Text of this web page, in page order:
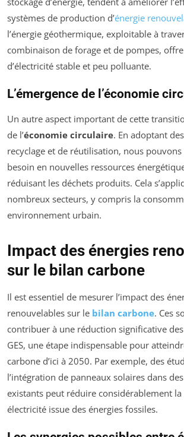
systèmes de production d’énergie
l’énergie géothermique, exploitable à
combinaison de forage et de pompes,
d’électricité stable et peu polluante.
L’émergence de l’économie
Un autre aspect important de cette
de l’économie circulaire. En adoptant
recyclage et de réutilisation, nous
besoin en nouvelles ressources
réduisant les déchets produits. Cela
nombreux secteurs, y compris la
environnement urbain.
Impact des énergies
sur le bilan carbone
Il est essentiel de mesurer l’impact des
renouvelables sur le bilan carbone. Ces
contribuer à une réduction significative
GES, une étape indispensable pour
carbone d’ici à 2050. Par exemple, des
l’intégration de panneaux solaires dans
existants peut réduire considérablement la
électricité issue des énergies fossiles.